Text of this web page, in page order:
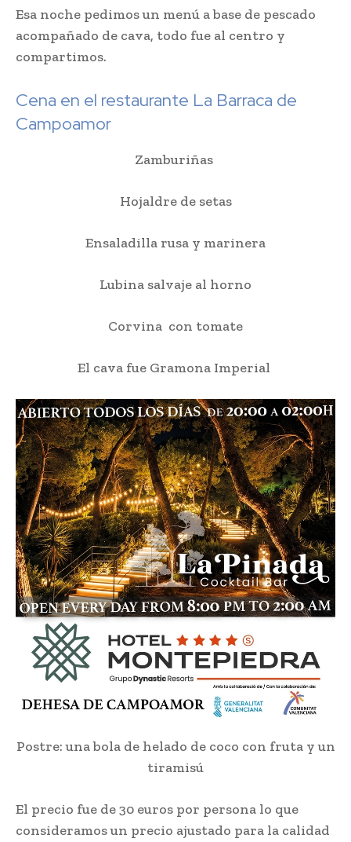
Esa noche pedimos un menú a base de pescado
acompañado de cava, todo fue al centro y
compartimos.
Cena en el restaurante La Barraca de
Campoamor
Zamburiñas
Hojaldre de setas
Ensaladilla rusa y marinera
Lubina salvaje al horno
Corvina con tomate
El cava fue Gramona Imperial
Postre: una bola de helado de coco con fruta y un
tiramisú
El precio fue de 30 euros por persona lo que
consideramos un precio ajustado para la calidad